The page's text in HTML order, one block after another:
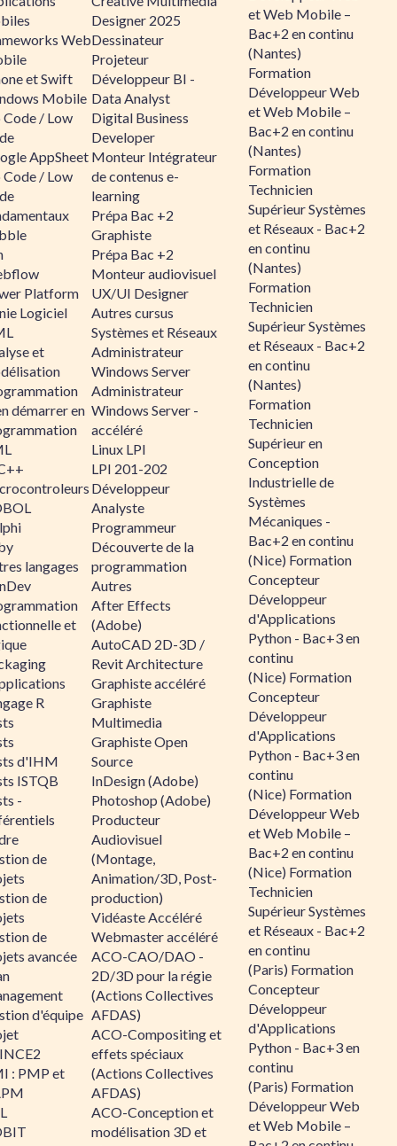
Web
et Swift
Mobile
/ Low
AppSheet
/ Low
Platform
Logiciel
et
démarrer en
langages
et
R
d'IHM
ISTQB
-
de
de
de
avancée
d'équipe
: PMP et
Designer 2025
Dessinateur
Projeteur
Développeur BI -
Data Analyst
Digital Business
Developer
Monteur Intégrateur
de contenus e-
learning
Prépa Bac +2
Graphiste
Prépa Bac +2
Monteur audiovisuel
UX/UI Designer
Autres cursus
Systèmes et Réseaux
Administrateur
Windows Server
Administrateur
Windows Server -
accéléré
Linux LPI
LPI 201-202
Développeur
Analyste
Programmeur
Découverte de la
programmation
Autres
After Effects
(Adobe)
AutoCAD 2D-3D /
Revit Architecture
Graphiste accéléré
Graphiste
Multimedia
Graphiste Open
Source
InDesign (Adobe)
Photoshop (Adobe)
Producteur
Audiovisuel
(Montage,
Animation/3D, Post-
production)
Vidéaste Accéléré
Webmaster accéléré
ACO-CAO/DAO -
2D/3D pour la régie
(Actions Collectives
AFDAS)
ACO-Compositing et
effets spéciaux
(Actions Collectives
AFDAS)
ACO-Conception et
modélisation 3D et
et Web Mobile –
Bac+2 en continu
(Nantes)
Formation
Développeur Web
et Web Mobile –
Bac+2 en continu
(Nantes)
Formation
Technicien
Supérieur Systèmes
et Réseaux - Bac+2
en continu
(Nantes)
Formation
Technicien
Supérieur Systèmes
et Réseaux - Bac+2
en continu
(Nantes)
Formation
Technicien
Supérieur en
Conception
Industrielle de
Systèmes
Mécaniques -
Bac+2 en continu
(Nice) Formation
Concepteur
Développeur
d'Applications
Python - Bac+3 en
continu
(Nice) Formation
Concepteur
Développeur
d'Applications
Python - Bac+3 en
continu
(Nice) Formation
Développeur Web
et Web Mobile –
Bac+2 en continu
(Nice) Formation
Technicien
Supérieur Systèmes
et Réseaux - Bac+2
en continu
(Paris) Formation
Concepteur
Développeur
d'Applications
Python - Bac+3 en
continu
(Paris) Formation
Développeur Web
et Web Mobile –